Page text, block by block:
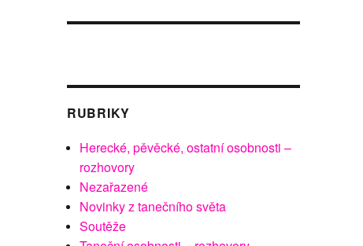
RUBRIKY
Herecké, pěvěcké, ostatní osobnosti –
rozhovory
Nezařazené
Novinky z tanečního světa
Soutěže